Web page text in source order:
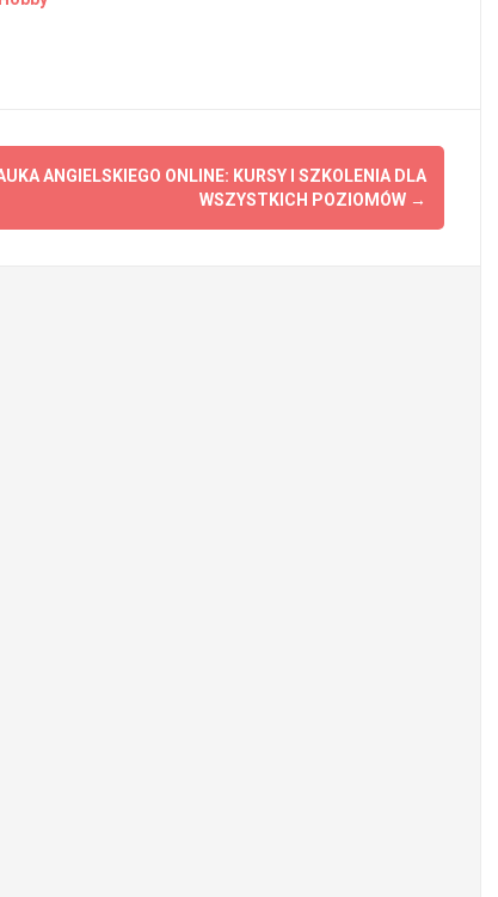
ANGIELSKIEGO ONLINE: KURSY I SZKOLENIA DLA
WSZYSTKICH POZIOMÓW →